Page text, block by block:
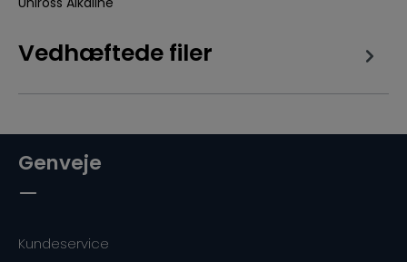
Vedhæftede filer
Genveje
Kundeservice